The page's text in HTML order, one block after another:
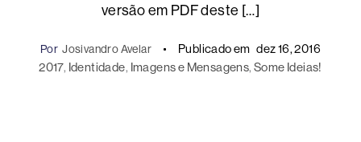
versão em PDF deste […]
Por Josivandro Avelar Publicado em dez 16, 2016
2017, Identidade, Imagens e Mensagens, Some Ideias!